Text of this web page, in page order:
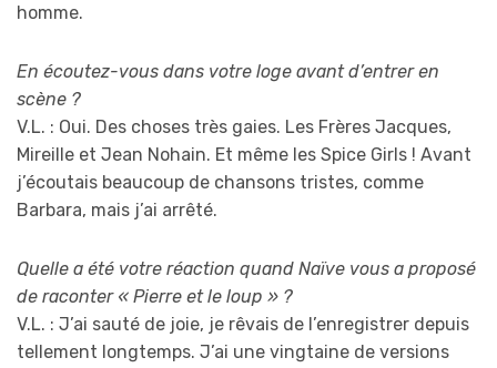
homme.
En écoutez-vous dans votre loge avant d’entrer en
scène ?
V.L. : Oui. Des choses très gaies. Les Frères Jacques,
Mireille et Jean Nohain. Et même les Spice Girls ! Avant
j’écoutais beaucoup de chansons tristes, comme
Barbara, mais j’ai arrêté.
Quelle a été votre réaction quand Naïve vous a proposé
de raconter « Pierre et le loup » ?
V.L. : J’ai sauté de joie, je rêvais de l’enregistrer depuis
tellement longtemps. J’ai une vingtaine de versions